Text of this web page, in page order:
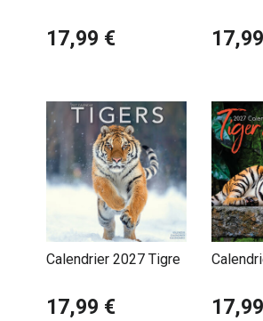
17,99 €
Calendrier 2027 Tigre
17,99 €